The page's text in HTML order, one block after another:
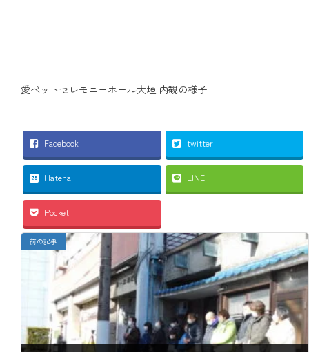
愛ペットセレモニーホール大垣 内観の様子
Facebook twitter
Hatena LINE
Pocket
前の記事